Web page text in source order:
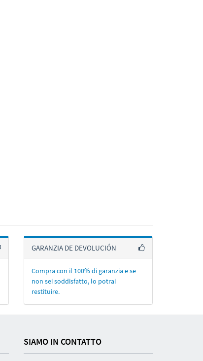
GARANZIA DE DEVOLUCIÓN
Compra con il 100% di garanzia e se
non sei soddisfatto, lo potrai
restituire.
SIAMO IN CONTATTO